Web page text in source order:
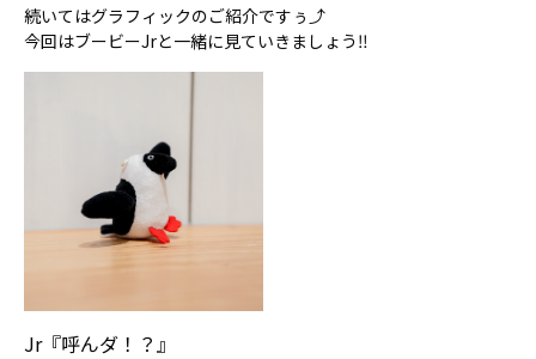
続いてはグラフィックのご紹介ですぅ⤴︎
今回はブービーJrと一緒に見ていきましょう‼️
Jr『呼んダ！？』